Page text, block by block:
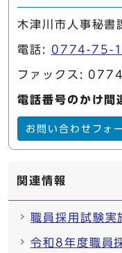
木津川市人事秘書
電話: 0774-75-
ファックス:
電話番号のかけ間
お問い合わせフォ
関連情報
職員採用試験実
令和8年度職員